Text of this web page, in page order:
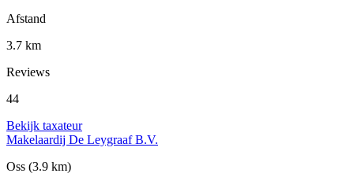
Afstand
3.7 km
Reviews
44
Bekijk taxateur
Makelaardij De Leygraaf B.V.
Oss (3.9 km)